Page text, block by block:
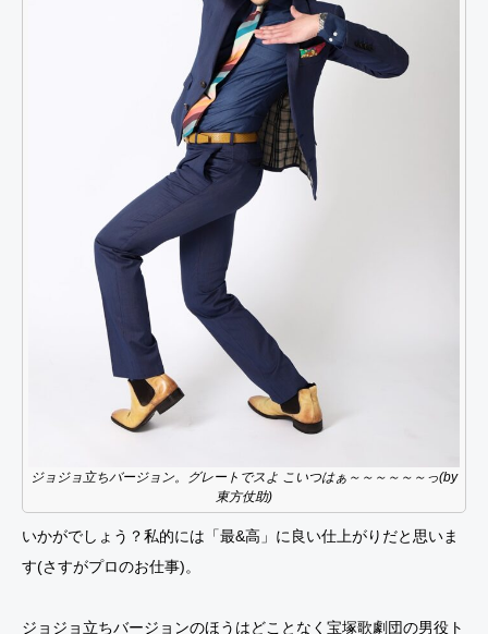
ジョジョ立ちバージョン。グレートでスよ こいつはぁ～～～～～～っ(by
東方仗助)
いかがでしょう？私的には「最&高」に良い仕上がりだと思いま
す(さすがプロのお仕事)。
ジョジョ立ちバージョンのほうはどことなく宝塚歌劇団の男役ト